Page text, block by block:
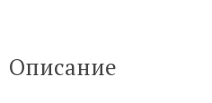
Описание